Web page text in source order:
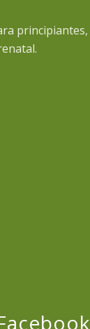
principiantes,